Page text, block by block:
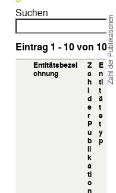
Suchen
Eintrag 1 - 10 von 10
Entitätsbezei
chnung
Z
a
h
l
d
e
r
P
u
b
li
k
a
ti
o
n
E
n
ti
t
ä
t
s
t
y
p
Zahl der Publikationen